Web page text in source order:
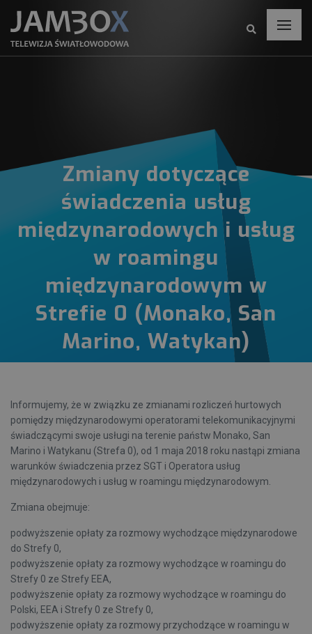
Zmiany dotyczące
świadczenia usług
międzynarodowych i usług
w roamingu
międzynarodowym w
Strefie 0 (Monako, San
Marino, Watykan)
Informujemy, że w związku ze zmianami rozliczeń hurtowych
pomiędzy międzynarodowymi operatorami telekomunikacyjnymi
świadczącymi swoje usługi na terenie państw Monako, San
Marino i Watykanu (Strefa 0), od 1 maja 2018 roku nastąpi zmiana
warunków świadczenia przez SGT i Operatora usług
międzynarodowych i usług w roamingu międzynarodowym.
Zmiana obejmuje:
podwyższenie opłaty za rozmowy wychodzące międzynarodowe
do Strefy 0,
podwyższenie opłaty za rozmowy wychodzące w roamingu do
Strefy 0 ze Strefy EEA,
podwyższenie opłaty za rozmowy wychodzące w roamingu do
Polski, EEA i Strefy 0 ze Strefy 0,
podwyższenie opłaty za rozmowy przychodzące w roamingu w